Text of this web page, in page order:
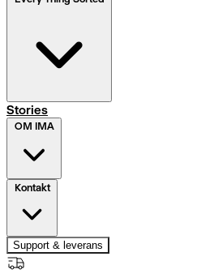
Stories
OM IMA
Kontakt
Support & leverans